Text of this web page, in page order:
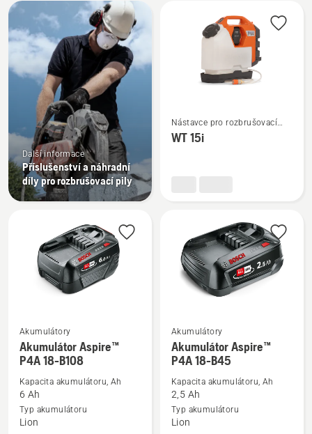
Všechny
výrobky
Další informace
Příslušenství a náhradní
díly pro rozbrušovací pily
více
informací
Nástavce pro rozbrušovací
pily
WT 15i
Zobrazit
více
informací
Akumulátor
Aspire™
Akumulátory
Akumulátor Aspire™
P4A 18-B108
Kapacita akumulátoru, Ah
6 Ah
Typ akumulátoru
Lion
Zobrazit
více
informací
Akumulátor
Aspire™
Akumulátory
Akumulátor Aspire™
P4A 18-B45
Kapacita akumulátoru, Ah
2,5 Ah
Typ akumulátoru
Lion